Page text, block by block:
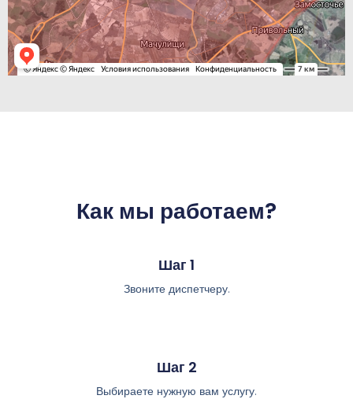
Как мы работаем?
Шаг 1
Звоните диспетчеру.
Шаг 2
Выбираете нужную вам услугу.